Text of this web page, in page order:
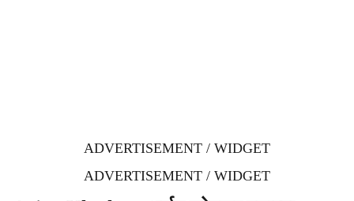
ADVERTISEMENT / WIDGET
ADVERTISEMENT / WIDGET